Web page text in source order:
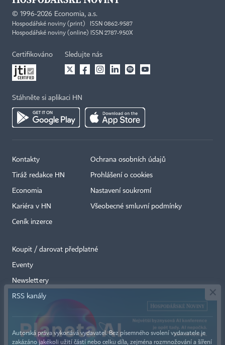
© 1996-2026 Economia, a.s.
Hospodářské noviny (print) ISSN 0862-9587
Hospodářské noviny (online) ISSN 2787-950X
Certifikováno Sledujte nás
Stáhněte si aplikaci HN
Kontakty
Tiráž redakce HN
Economia
Kariéra v HN
Ceník inzerce
Ochrana osobních údajů
Prohlášení o cookies
Nastavení soukromí
Všeobecné smluvní podmínky
Koupit / darovat předplatné
Eventy
Newslettery
RSS kanály
Autorská práva vykonává vydavatel. Bez písemného svolení vydavatele je
zakázáno jakékoli užití částí nebo celku díla, zejména rozmnožování a šíření